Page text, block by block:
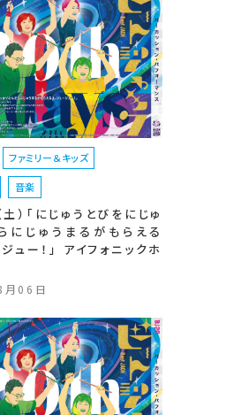
ファミリー＆キッズ
音楽
）「にじゅうとびをにじゅ
にじゅうまるがもらえる
ュー！」 アイフォニックホ
06日